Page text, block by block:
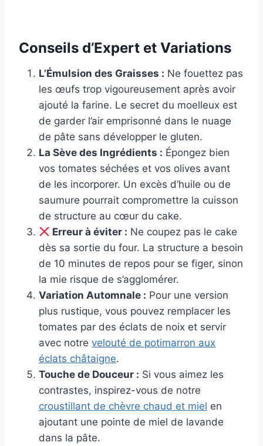
Conseils d’Expert et Variations
L’Émulsion des Graisses : Ne fouettez pas
les œufs trop vigoureusement après avoir
ajouté la farine. Le secret du moelleux est
de garder l’air emprisonné dans le nuage
de pâte sans développer le gluten.
La Sève des Ingrédients : Épongez bien
vos tomates séchées et vos olives avant
de les incorporer. Un excès d’huile ou de
saumure pourrait compromettre la cuisson
de structure au cœur du cake.
Erreur à éviter : Ne coupez pas le cake
dès sa sortie du four. La structure a besoin
de 10 minutes de repos pour se figer, sinon
la mie risque de s’agglomérer.
Variation Automnale : Pour une version
plus rustique, vous pouvez remplacer les
tomates par des éclats de noix et servir
avec notre velouté de potimarron aux
éclats châtaigne.
Touche de Douceur : Si vous aimez les
contrastes, inspirez-vous de notre
croustillant de chèvre chaud et miel en
ajoutant une pointe de miel de lavande
dans la pâte.